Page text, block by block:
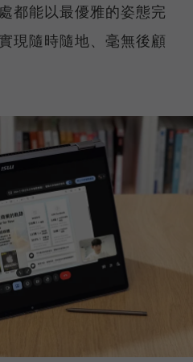
都能以最優雅的姿態完
現隨時隨地、毫無後顧